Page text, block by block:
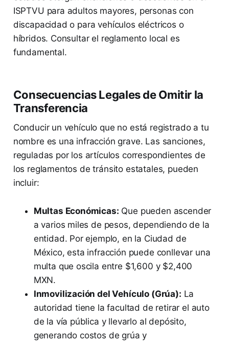
ISPTVU para adultos mayores, personas con
discapacidad o para vehículos eléctricos o
híbridos. Consultar el reglamento local es
fundamental.
Consecuencias Legales de Omitir la
Transferencia
Conducir un vehículo que no está registrado a tu
nombre es una infracción grave. Las sanciones,
reguladas por los artículos correspondientes de
los reglamentos de tránsito estatales, pueden
incluir:
Multas Económicas: Que pueden ascender
a varios miles de pesos, dependiendo de la
entidad. Por ejemplo, en la Ciudad de
México, esta infracción puede conllevar una
multa que oscila entre $1,600 y $2,400
MXN.
Inmovilización del Vehículo (Grúa): La
autoridad tiene la facultad de retirar el auto
de la vía pública y llevarlo al depósito,
generando costos de grúa y